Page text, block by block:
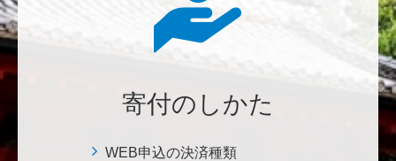
す。募金することにより、私自身も参加しているよう
プロジェクト>
寄付のしかた
WEB申込の決済種類